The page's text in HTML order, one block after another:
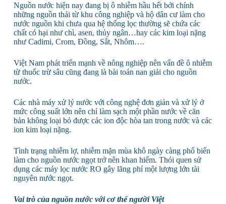
Nguồn nước hiện nay đang bị ô nhiễm hầu hết bởi chính
những nguồn thải từ khu công nghiệp và hộ dân cư làm cho
nước nguồn khi chưa qua hệ thống lọc thường sẽ chứa các
chất có hại như chì, asen, thủy ngân…hay các kim loại nặng
như Cadimi, Crom, Đồng, Sắt, Nhôm….
Việt Nam phát triển mạnh về nông nghiệp nên vấn đề ô nhiễm
từ thuốc trừ sâu cũng đang là bài toán nan giải cho nguồn
nước.
Các nhà máy xử lý nước với công nghệ đơn giản và xử lý ở
mức công suất lớn nên chỉ làm sạch một phần nước về căn
bản không loại bỏ được các ion độc hòa tan trong nước và các
ion kim loại nặng.
Tình trạng nhiễm lợ, nhiễm mặn mùa khô ngày càng phổ biến
làm cho nguồn nước ngọt trở nên khan hiếm. Thói quen sử
dụng các máy lọc nước RO gây lãng phí một lượng lớn tài
nguyên nước ngọt.
Vai trò của nguồn nước với cơ thể người Việt